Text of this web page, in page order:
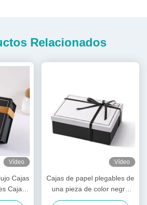
Relacionados
Vídeo
Cajas
Cajas
Vídeo
Cajas de papel plegables de
una pieza de color negro
Cintas de satén Cajas